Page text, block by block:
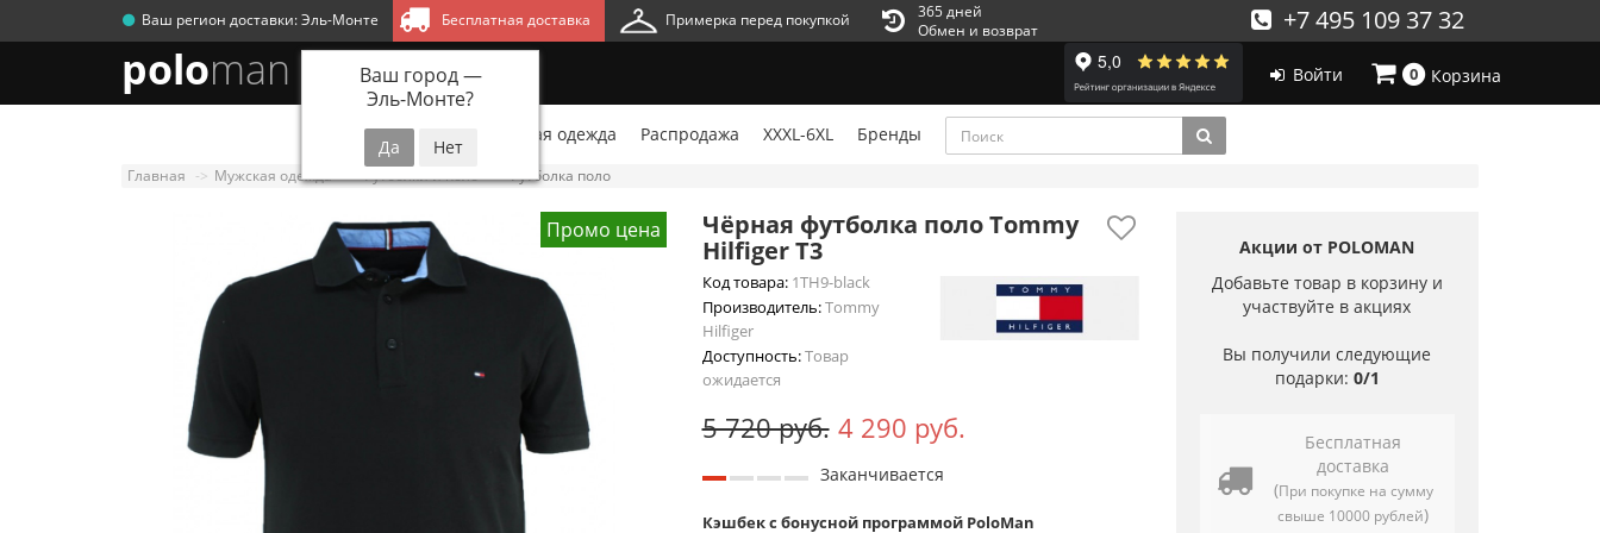
Ваш регион доставки:Эль-Монте
Ваш город —
Эль-Монте?
Бесплатная доставка Примерка перед покупкой
365 дней
Обмен и возврат
+7 495 109 37 32
Войти 0 Корзина
poloman
Новинки Мужская одежда Распродажа XXXL-6XL Бренды
Главная Мужская одежда Футболки и поло Футболка поло
Промо цена
Чёрная футболка поло Tommy
Hilfiger T3
Код товара:1TH9-black
Производитель:Tommy
Hilfiger
Доступность:Товар
ожидается
5 720 руб. 4 290 руб.
Заканчивается
Кэшбек с бонусной программой PoloMan
Акции от POLOMAN
Добавьте товар в корзину и
участвуйте в акциях
Вы получили следующие
подарки: 0/1
Бесплатная
доставка
(При покупке на сумму
свыше 10000 рублей)